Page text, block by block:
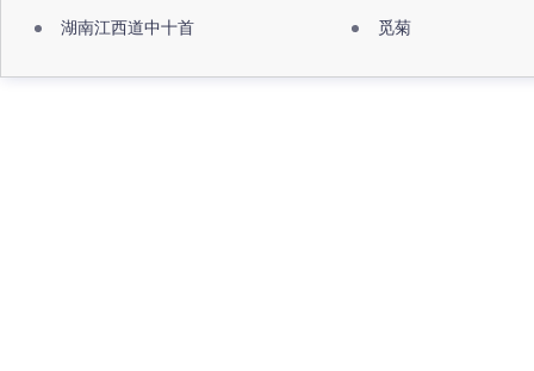
湖南江西道中十首 觅菊